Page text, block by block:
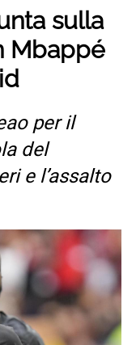
sulla
Mbappé
per il
del
e l’assalto